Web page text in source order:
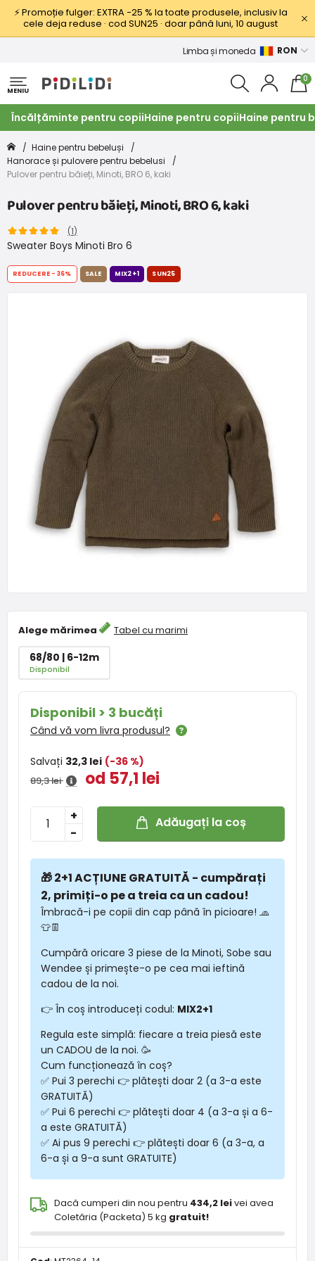
⚡ Promoție fulger: EXTRA −25 % la toate produsele, inclusiv la
cele deja reduse · cod SUN25 · doar până luni, 10 august
Limba și moneda RON
MENIU
0
Încălțăminte pentru copiiHaine pentru copiiHaine pentru
Haine pentru bebeluși
Hanorace și pulovere pentru bebelusi
Pulover pentru băieți, Minoti, BRO 6, kaki
Pulover pentru băieți, Minoti, BRO 6, kaki
(1)
Sweater Boys Minoti Bro 6
Alege mărimea Tabel cu marimi
68/80 | 6-12m
Disponibil
Disponibil > 3 bucăți
Când vă vom livra produsul?
Salvați 32,3 lei (-36 %)
89,3 lei od 57,1 lei
-
+ Adăugați la coș
🎁 2+1 ACȚIUNE GRATUITĂ - cumpărați
2, primiți-o pe a treia ca un cadou!
Îmbracă-i pe copii din cap până în picioare! 🧢
👕👖
Cumpără oricare 3 piese de la Minoti, Sobe sau
Wendee și primește-o pe cea mai ieftină
cadou de la noi.
👉 În coș introduceți codul: MIX2+1
Regula este simplă: fiecare a treia piesă este
un CADOU de la noi. 🥳
Cum funcționează în coș?
✅ Pui 3 perechi 👉 plătești doar 2 (a 3-a este
GRATUITĂ)
✅ Pui 6 perechi 👉 plătești doar 4 (a 3-a și a 6-
a este GRATUITĂ)
✅ Ai pus 9 perechi 👉 plătești doar 6 (a 3-a, a
6-a și a 9-a sunt GRATUITE)
Dacă cumperi din nou pentru 434,2 leivei avea
Coletăria (Packeta) 5 kg gratuit!
REDUCERE -36% SALE MIX2+1 SUN25